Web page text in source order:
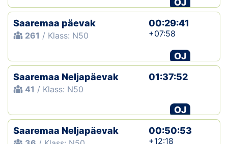
OJ
Saaremaa päevak
261 / Klass: N50
00:29:41
+07:58
OJ
Saaremaa Neljapäevak
41 / Klass: N50
01:37:52
OJ
Saaremaa Neljapäevak
00:50:53
+12:18